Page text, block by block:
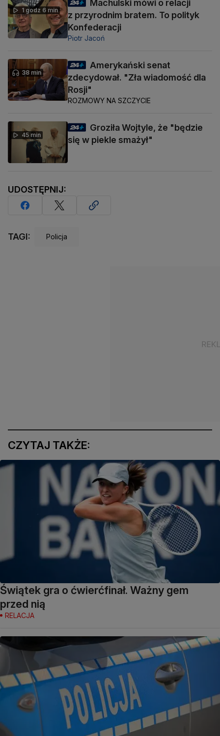
1 godz 6 min
Machulski mówi o relacji
z przyrodnim bratem. To polityk
Konfederacji
Piotr Jacoń
38 min
Amerykański senat
zdecydował. "Zła wiadomość dla
Rosji"
ROZMOWY NA SZCZYCIE
45 min
Groziła Wojtyle, że "będzie
się w piekle smażył"
UDOSTĘPNIJ:
TAGI: Policja
CZYTAJ TAKŻE:
Świątek gra o ćwierćfinał. Ważny gem
przed nią
RELACJA